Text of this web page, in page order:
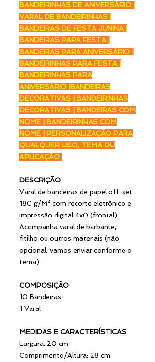
BANDEIRINHAS DE ANIVERSÁRIO |
VARAL DE BANDEIRINHAS |
BANDEIRAS DE FESTA JUNINA |
BANDEIRAS PARA FESTA |
BANDEIRAS PARA ANIVERSÁRIO |
BANDEIRINHAS PARA FESTA |
BANDEIRINHAS PARA
ANIVERSÁRIO |BANDEIRAS
DECORATIVAS | BANDEIRINHAS
DECORATIVAS | BANDEIRAS COM
NOME | BANDEIRINHAS COM
NOME | PERSONALIZAÇÃO PARA
QUALQUER USO, TEMA OU
APLICAÇÃO
DESCRIÇÃO
Varal de bandeiras de papel off-set
180 g/M² com recorte eletrônico e
impressão digital 4x0 (frontal).
Acompanha varal de barbante,
fitilho ou outros materiais (não
opcional, vamos enviar conforme o
tema).
COMPOSIÇÃO
10 Bandeiras
1 Varal
MEDIDAS E CARACTERÍSTICAS
Largura: 20 cm
Comprimento/Altura: 28 cm